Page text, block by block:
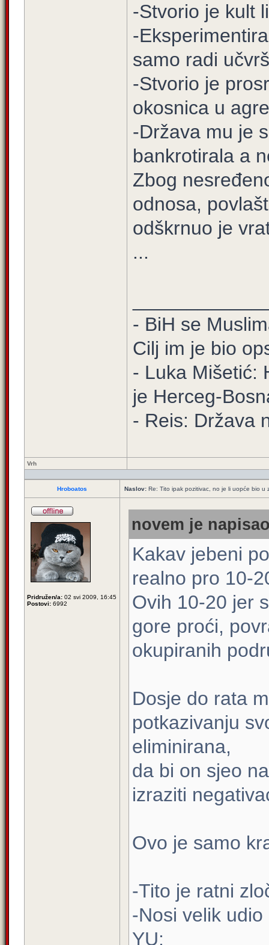
-Stvorio je kult
-
samo radi
-Stvorio je
okosnica u
-Država mu je
bankrotirala a
Zbog
odnosa,
odškrnuo je
...
- BiH se
Cilj im je bio
- Luka Mišetić:
je Herceg-
- Reis: Država
Vrh
Hroboatos Naslov: Re: Tito ipak pozitivac, no je li uopće bio u
Pridružen/a: 02 svi 2009, 16:45
Postovi: 6992
novem je
Kakav jebeni
realno pro 10-
Ovih 10-20 jer
gore proći,
okupiranih
Dosje do rata
potkazivanju
eliminirana,
da bi on sjeo
izraziti
Ovo je samo
-Tito je ratni
-Nosi velik
YU;